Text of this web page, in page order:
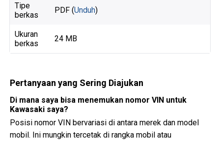
Tipe
berkas
PDF (Unduh)
Ukuran
berkas
24 MB
Pertanyaan yang Sering Diajukan
Di mana saya bisa menemukan nomor VIN untuk
Kawasaki saya?
Posisi nomor VIN bervariasi di antara merek dan model
mobil. Ini mungkin tercetak di rangka mobil atau